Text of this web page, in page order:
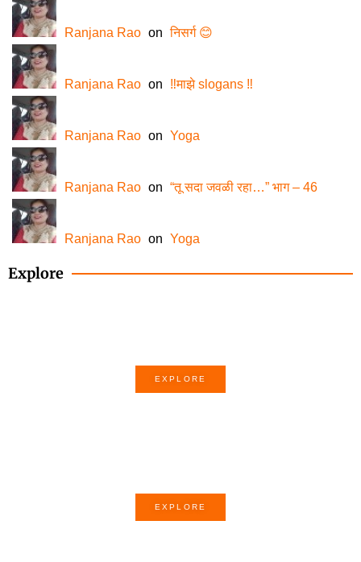
Ranjana Rao on निसर्ग 😊
Ranjana Rao on ‼️माझे slogans ‼️
Ranjana Rao on Yoga
Ranjana Rao on “तू सदा जवळी रहा…” भाग – 46
Ranjana Rao on Yoga
Explore
EXPLORE
EXPLORE